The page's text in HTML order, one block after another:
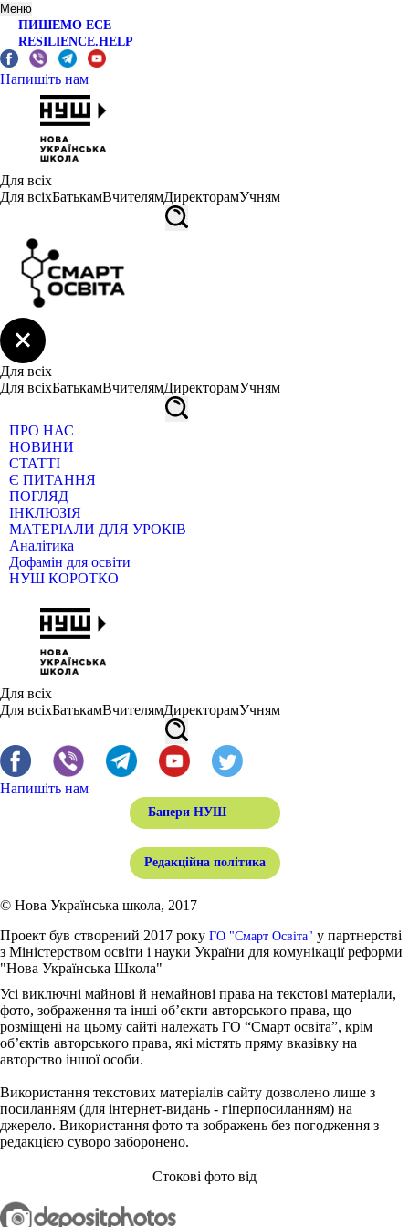
Меню
ПИШЕМО ЕСЕ
RESILIENCE.HELP
Напишіть нам
Для всіх
Для всіхБатькамВчителямДиректорамУчням
Для всіх
Для всіхБатькамВчителямДиректорамУчням
ПРО НАС
НОВИНИ
СТАТТІ
Є ПИТАННЯ
ПОГЛЯД
ІНКЛЮЗІЯ
МАТЕРІАЛИ ДЛЯ УРОКІВ
Аналітика
Дофамін для освіти
НУШ КОРОТКО
Для всіх
Для всіхБатькамВчителямДиректорамУчням
Напишіть нам
Банери НУШ
Редакційна політика
© Нова Українська школа, 2017
Проект був створений 2017 року ГО "Смарт Освіта" у партнерстві
з Міністерством освіти і науки України для комунікації реформи
"Нова Українська Школа"
Усі виключні майнові й немайнові права на текстові матеріали,
фото, зображення та інші об’єкти авторського права, що
розміщені на цьому сайті належать ГО “Смарт освіта”, крім
об’єктів авторського права, які містять пряму вказівку на
авторство іншої особи.
Використання текстових матеріалів сайту дозволено лише з
посиланням (для інтернет-видань - гіперпосиланням) на
джерело. Використання фото та зображень без погодження з
редакцією суворо заборонено.
Стокові фото від